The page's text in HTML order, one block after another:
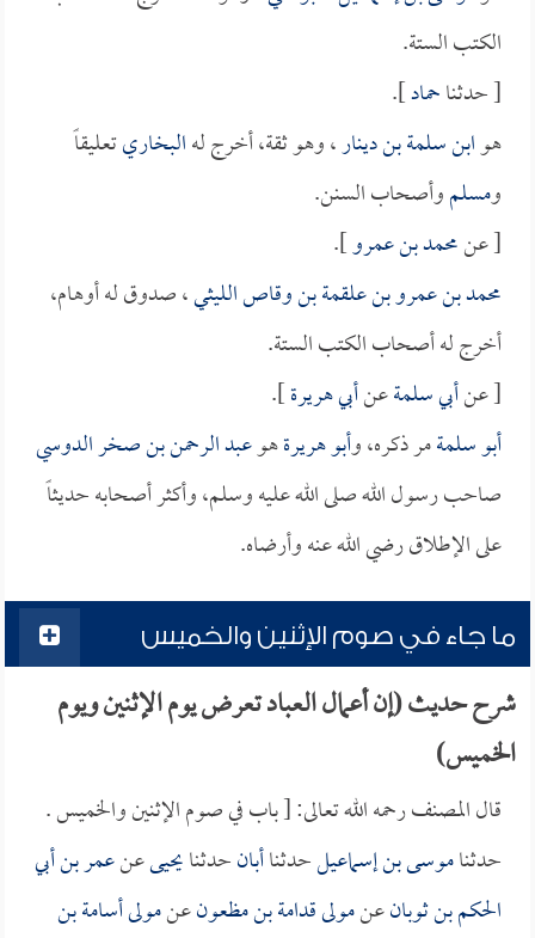
الكتب الستة.
[ حدثناحماد].
هوابن سلمة بن دينار، وهو ثقة، أخرج لهالبخاريتعليقاً
ومسلموأصحاب السنن.
[ عنمحمد بن عمرو].
محمد بن عمرو بن علقمة بن وقاص الليثي، صدوق له أوهام،
أخرج له أصحاب الكتب الستة.
[ عنأبي سلمةعنأبي هريرة].
أبو سلمةمر ذكره، وأبو هريرةهوعبد الرحمن بن صخر الدوسي
صاحب رسول الله صلى الله عليه وسلم، وأكثر أصحابه حديثاً
على الإطلاق رضي الله عنه وأرضاه.
ما جاء في صوم الإثنين والخميس
شرح حديث (إن أعمال العباد تعرض يوم الإثنين ويوم
الخميس)
قال المصنف رحمه الله تعالى: [ باب في صوم الإثنين والخميس .
حدثناموسى بن إسماعيلحدثناأبانحدثنايحيىعنعمر بن أبي
الحكم بن ثوبانعنمولى قدامة بن مظعونعنمولى أسامة بن